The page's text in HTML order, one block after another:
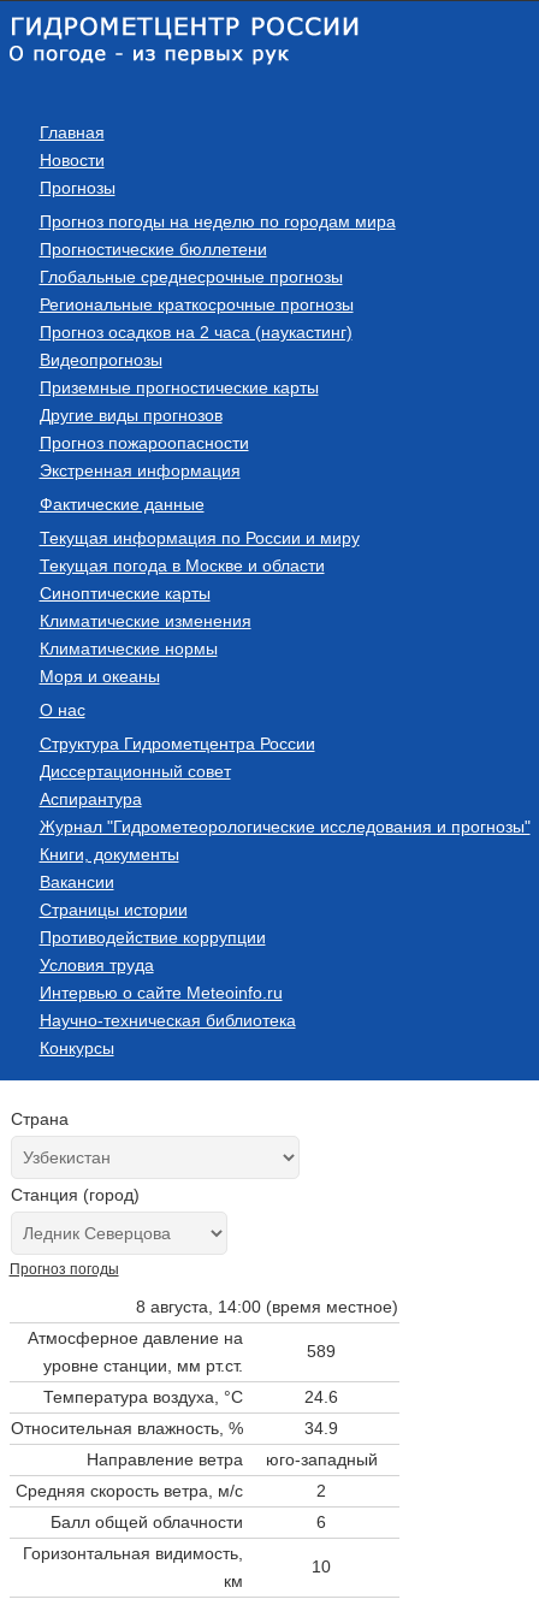
Главная
Новости
Прогнозы
Прогноз погоды на неделю по городам мира
Прогностические бюллетени
Глобальные среднесрочные прогнозы
Региональные краткосрочные прогнозы
Прогноз осадков на 2 часа (наукастинг)
Видеопрогнозы
Приземные прогностические карты
Другие виды прогнозов
Прогноз пожароопасности
Экстренная информация
Фактические данные
Текущая информация по России и миру
Текущая погода в Москве и области
Синоптические карты
Климатические изменения
Климатические нормы
Моря и океаны
О нас
Структура Гидрометцентра России
Диссертационный совет
Аспирантура
Журнал "Гидрометеорологические исследования и прогнозы"
Книги, документы
Вакансии
Страницы истории
Противодействие коррупции
Условия труда
Интервью о сайте Meteoinfo.ru
Научно-техническая библиотека
Конкурсы
Страна
Станция (город)
Прогноз погоды
8 августа, 14:00 (время местное)
Атмосферное давление на
уровне станции, мм рт.ст.
589
Температура воздуха, °C
24.6
Относительная влажность, %
34.9
Направление ветра
юго-западный
Средняя скорость ветра, м/с
2
Балл общей облачности
6
Горизонтальная видимость,
км
10